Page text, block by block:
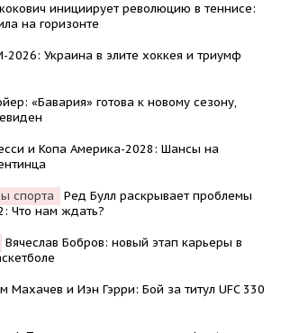
инициирует революцию в теннисе:
на горизонте
2026: Украина в элите хоккея и триумф
«Бавария» готова к новому сезону,
и Копа Америка-2028: Шансы на
спорта
Ред Булл раскрывает проблемы
Что нам ждать?
Вячеслав Бобров: новый этап карьеры в
Махачев и Иэн Гэрри: Бой за титул UFC 330